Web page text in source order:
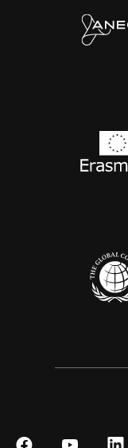
SíguenosSíguenos